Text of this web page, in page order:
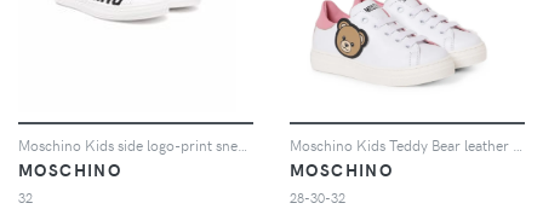
MOSCHINO
32
MOSCHINO
28-30-32